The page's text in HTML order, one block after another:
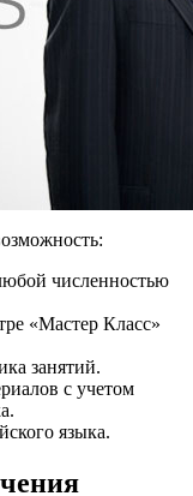
численностью
«Мастер Класс»
занятий.
с учетом
языка.